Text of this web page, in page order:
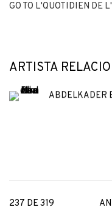
GO TO L'QUOTIDIEN DE
ARTISTA
ABDELKADER
237 DE 319